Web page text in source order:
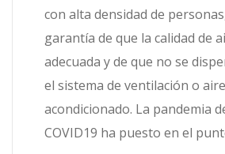
con alta densidad de
garantía de que la calidad de
adecuada y de que no se
el sistema de ventilación o aire
acondicionado. La pandemia
COVID19 ha puesto en el